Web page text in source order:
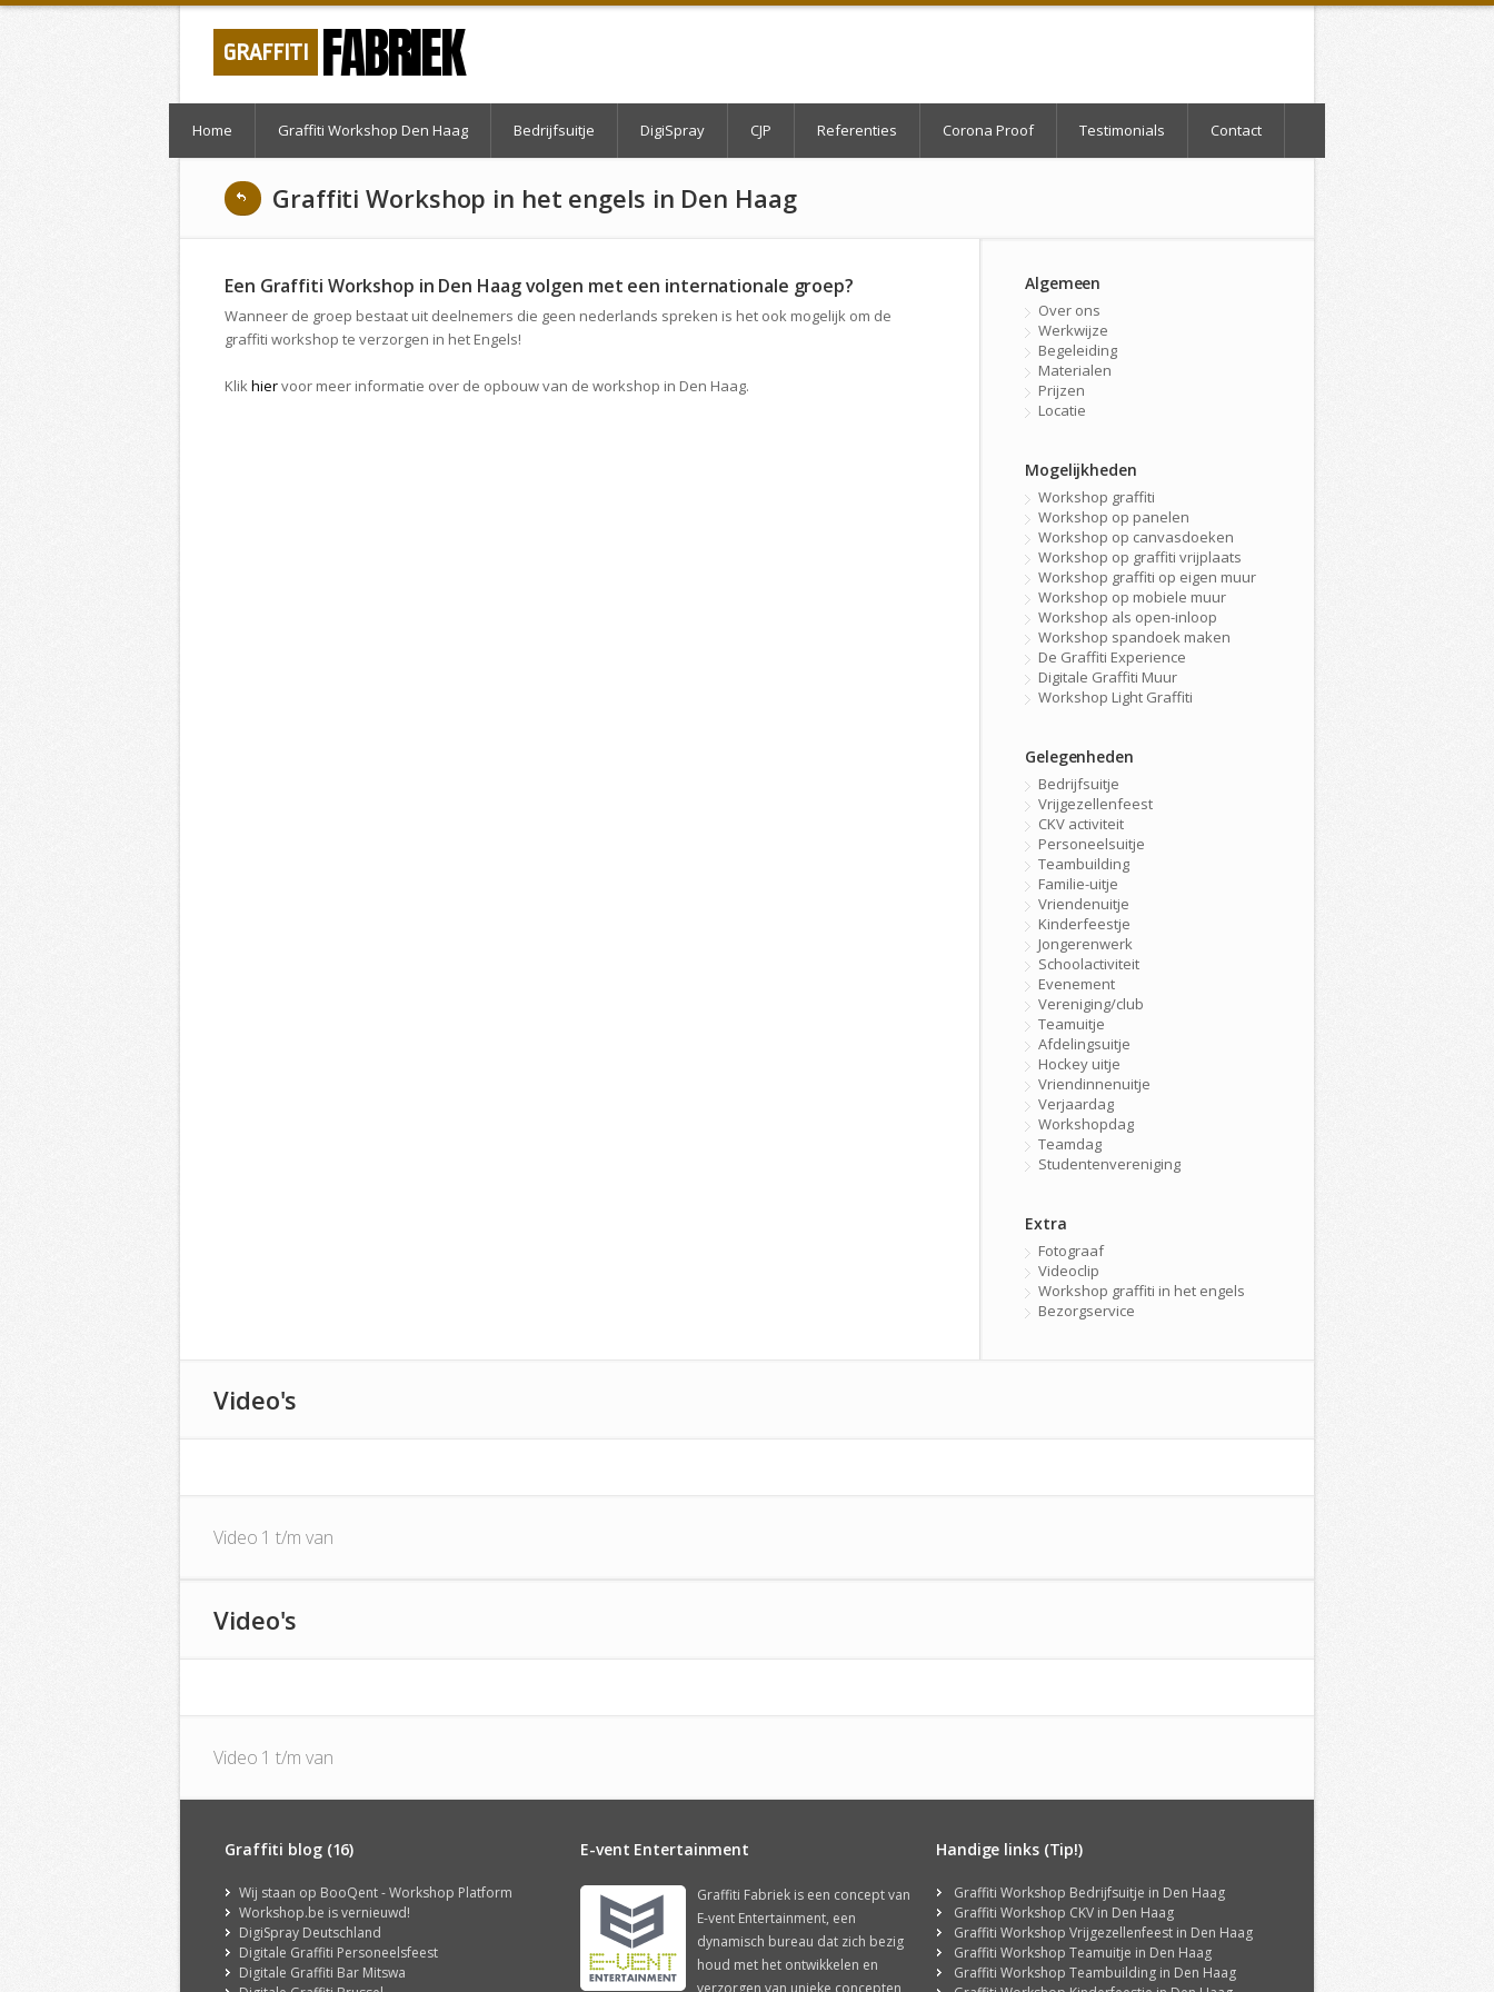
GRAFFITI FABRIEK
Home Graffiti Workshop Den Haag Bedrijfsuitje DigiSpray CJP Referenties Corona Proof Testimonials Contact
Graffiti Workshop in het engels in Den Haag
Een Graffiti Workshop in Den Haag volgen met een internationale groep?
Wanneer de groep bestaat uit deelnemers die geen nederlands spreken is het ook mogelijk om de
graffiti workshop te verzorgen in het Engels!
Klikhiervoor meer informatie over de opbouw van de workshop in Den Haag.
Algemeen
Over ons
Werkwijze
Begeleiding
Materialen
Prijzen
Locatie
Mogelijkheden
Workshop graffiti
Workshop op panelen
Workshop op canvasdoeken
Workshop op graffiti vrijplaats
Workshop graffiti op eigen muur
Workshop op mobiele muur
Workshop als open-inloop
Workshop spandoek maken
De Graffiti Experience
Digitale Graffiti Muur
Workshop Light Graffiti
Gelegenheden
Bedrijfsuitje
Vrijgezellenfeest
CKV activiteit
Personeelsuitje
Teambuilding
Familie-uitje
Vriendenuitje
Kinderfeestje
Jongerenwerk
Schoolactiviteit
Evenement
Vereniging/club
Teamuitje
Afdelingsuitje
Hockey uitje
Vriendinnenuitje
Verjaardag
Workshopdag
Teamdag
Studentenvereniging
Extra
Fotograaf
Videoclip
Workshop graffiti in het engels
Bezorgservice
Video's
Video 1 t/m van
Video's
Video 1 t/m van
Graffiti blog (16)
Wij staan op BooQent - Workshop Platform
Workshop.be is vernieuwd!
DigiSpray Deutschland
Digitale Graffiti Personeelsfeest
Digitale Graffiti Bar Mitswa
E-vent Entertainment
Graffiti Fabriek is een concept van
E-vent Entertainment, een
dynamisch bureau dat zich bezig
houd met het ontwikkelen en
verzorgen van unieke concepten
Handige links (Tip!)
Graffiti Workshop Bedrijfsuitje in Den Haag
Graffiti Workshop CKV in Den Haag
Graffiti Workshop Vrijgezellenfeest in Den Haag
Graffiti Workshop Teamuitje in Den Haag
Graffiti Workshop Teambuilding in Den Haag